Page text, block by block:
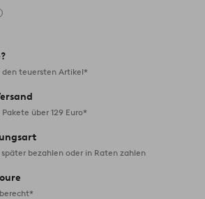
teuersten Artikel*
über 129 Euro*
bezahlen oder in Raten zahlen